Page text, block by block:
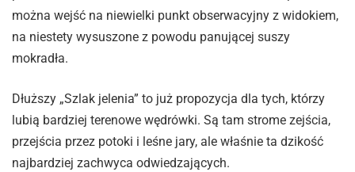
można wejść na niewielki punkt obserwacyjny z widokiem,
na niestety wysuszone z powodu panującej suszy
mokradła.
Dłuższy „Szlak jelenia” to już propozycja dla tych, którzy
lubią bardziej terenowe wędrówki. Są tam strome zejścia,
przejścia przez potoki i leśne jary, ale właśnie ta dzikość
najbardziej zachwyca odwiedzających.